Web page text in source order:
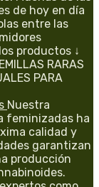
de hoy en día
entre las
productos ↓
RARAS
PARA
Nuestra
feminizadas ha
calidad y
garantizan
producción